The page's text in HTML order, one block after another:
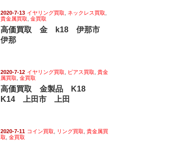
2020-7-13 イヤリング買取, ネックレス買取,
貴金属買取, 金買取
高価買取 金 k18 伊那市
伊那
2020-7-12 イヤリング買取, ピアス買取, 貴金
属買取, 金買取
高価買取 金製品 K18
K14 上田市 上田
2020-7-11 コイン買取, リング買取, 貴金属買
取, 金買取